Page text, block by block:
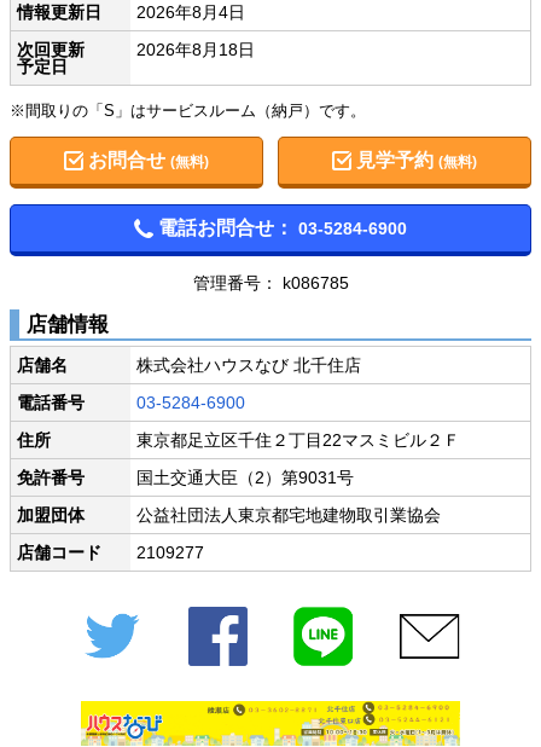
情報更新日
2026年8月4日
次回更新
予定日
2026年8月18日
※間取りの「S」はサービスルーム（納戸）です。
お問合せ (無料) 見学予約(無料)
電話お問合せ： 03-5284-6900
管理番号： k086785
店舗情報
店舗名
株式会社ハウスなび 北千住店
電話番号
03-5284-6900
住所
東京都足立区千住２丁目22マスミビル２Ｆ
免許番号
国土交通大臣（2）第9031号
加盟団体
公益社団法人東京都宅地建物取引業協会
店舗コード
2109277
Twitter Facebook